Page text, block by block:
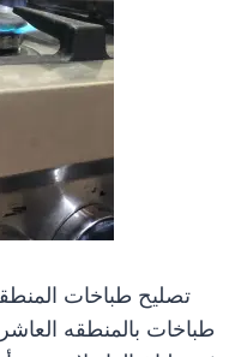
طباخات بالمنطقه